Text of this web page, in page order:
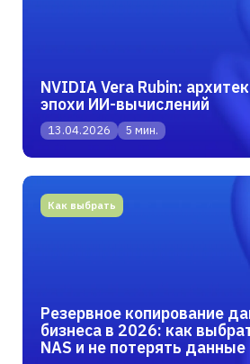
13.04.2026 5 мин.
NVIDIA Vera Rubin:
эпохи ИИ-вычислений
Как выбрать
Резервное копирование
бизнеса в 2026: как
NAS и не потерять данные